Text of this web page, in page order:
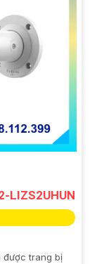
LIZS2UHUN
được trang bị